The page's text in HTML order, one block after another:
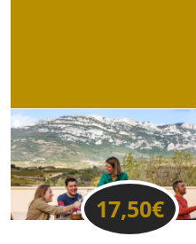
17,50€